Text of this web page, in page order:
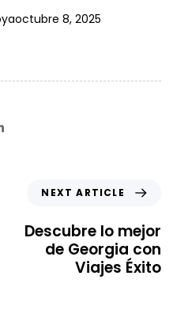
octubre 8, 2025
NEXT ARTICLE
Descubre lo mejor
de Georgia con
Viajes Éxito